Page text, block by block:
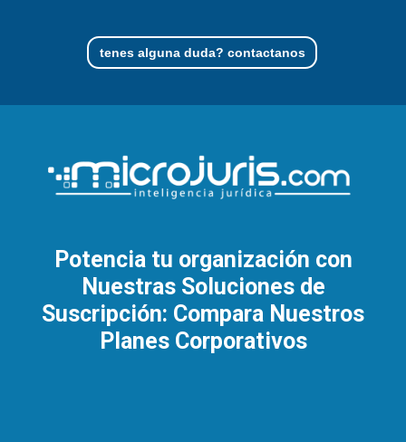
tenes alguna duda? contactanos
Potencia tu organización con
Nuestras Soluciones de
Suscripción: Compara Nuestros
Planes Corporativos